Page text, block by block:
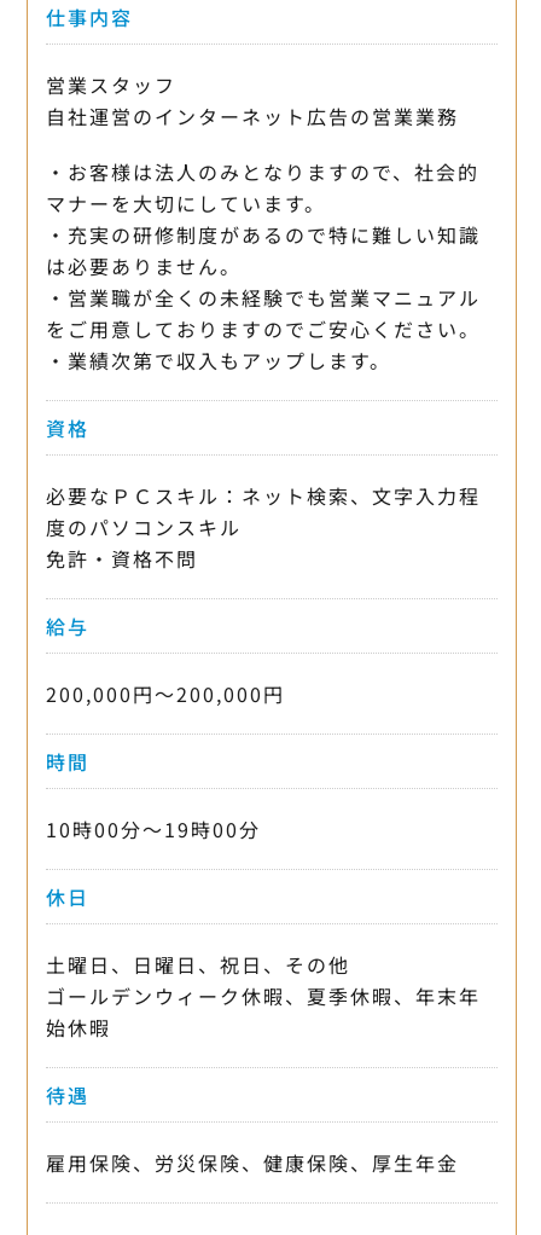
仕事内容
営業スタッフ
自社運営のインターネット広告の営業業務
・お客様は法人のみとなりますので、社会的
マナーを大切にしています。
・充実の研修制度があるので特に難しい知識
は必要ありません。
・営業職が全くの未経験でも営業マニュアル
をご用意しておりますのでご安心ください。
・業績次第で収入もアップします。
資格
必要なＰＣスキル：ネット検索、文字入力程
度のパソコンスキル
免許・資格不問
給与
200,000円〜200,000円
時間
10時00分〜19時00分
休日
土曜日、日曜日、祝日、その他
ゴールデンウィーク休暇、夏季休暇、年末年
始休暇
待遇
雇用保険、労災保険、健康保険、厚生年金